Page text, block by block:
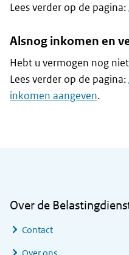
Lees verder op de pagina:
Alsnog inkomen en
Hebt u vermogen nog
Lees verder op de pagina:
inkomen aangeven.
Over de
Contact